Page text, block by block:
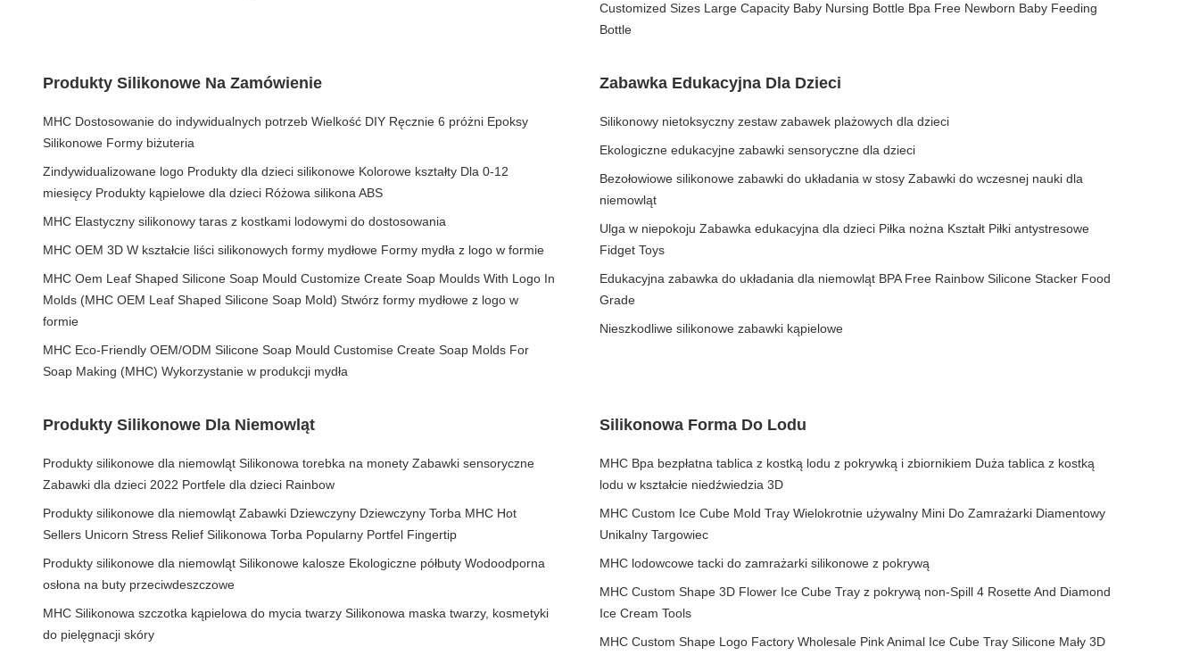
Customized Sizes Large Capacity Baby Nursing Bottle Bpa Free Newborn Baby Feeding
Bottle
Produkty Silikonowe Na Zamówienie
MHC Dostosowanie do indywidualnych potrzeb Wielkość DIY Ręcznie 6 próżni Epoksy
Silikonowe Formy biżuteria
Zindywidualizowane logo Produkty dla dzieci silikonowe Kolorowe kształty Dla 0-12
miesięcy Produkty kąpielowe dla dzieci Różowa silikona ABS
MHC Elastyczny silikonowy taras z kostkami lodowymi do dostosowania
MHC OEM 3D W kształcie liści silikonowych formy mydłowe Formy mydła z logo w formie
MHC Oem Leaf Shaped Silicone Soap Mould Customize Create Soap Moulds With Logo In
Molds (MHC OEM Leaf Shaped Silicone Soap Mold) Stwórz formy mydłowe z logo w
formie
MHC Eco-Friendly OEM/ODM Silicone Soap Mould Customise Create Soap Molds For
Soap Making (MHC) Wykorzystanie w produkcji mydła
Zabawka Edukacyjna Dla Dzieci
Silikonowy nietoksyczny zestaw zabawek plażowych dla dzieci
Ekologiczne edukacyjne zabawki sensoryczne dla dzieci
Bezołowiowe silikonowe zabawki do układania w stosy Zabawki do wczesnej nauki dla
niemowląt
Ulga w niepokoju Zabawka edukacyjna dla dzieci Piłka nożna Kształt Piłki antystresowe
Fidget Toys
Edukacyjna zabawka do układania dla niemowląt BPA Free Rainbow Silicone Stacker Food
Grade
Nieszkodliwe silikonowe zabawki kąpielowe
Produkty Silikonowe Dla Niemowląt
Produkty silikonowe dla niemowląt Silikonowa torebka na monety Zabawki sensoryczne
Zabawki dla dzieci 2022 Portfele dla dzieci Rainbow
Produkty silikonowe dla niemowląt Zabawki Dziewczyny Dziewczyny Torba MHC Hot
Sellers Unicorn Stress Relief Silikonowa Torba Popularny Portfel Fingertip
Produkty silikonowe dla niemowląt Silikonowe kalosze Ekologiczne półbuty Wodoodporna
osłona na buty przeciwdeszczowe
MHC Silikonowa szczotka kąpielowa do mycia twarzy Silikonowa maska twarzy, kosmetyki
do pielęgnacji skóry
Silikonowa Forma Do Lodu
MHC Bpa bezpłatna tablica z kostką lodu z pokrywką i zbiornikiem Duża tablica z kostką
lodu w kształcie niedźwiedzia 3D
MHC Custom Ice Cube Mold Tray Wielokrotnie używalny Mini Do Zamrażarki Diamentowy
Unikalny Targowiec
MHC lodowcowe tacki do zamrażarki silikonowe z pokrywą
MHC Custom Shape 3D Flower Ice Cube Tray z pokrywą non-Spill 4 Rosette And Diamond
Ice Cream Tools
MHC Custom Shape Logo Factory Wholesale Pink Animal Ice Cube Tray Silicone Mały 3D